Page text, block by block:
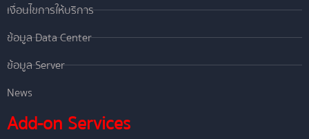
เงื่อนไขการให้บริการ
ข้อมูล Data Center
ข้อมูล Server
News
Add-on Services